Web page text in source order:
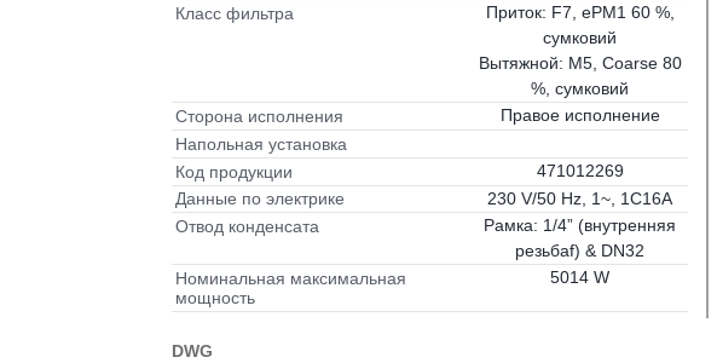
Класс фильтра
Приток: F7, ePM1 60 %,
сумковий
Вытяжной: M5, Coarse 80
%, сумковий
Сторона исполнения
Правое исполнение
Напольная установка
Код продукции
471012269
Данные по электрике
230 V/50 Hz, 1~, 1C16A
Отвод конденсата
Рамка: 1/4” (внутренняя
резьбаf) & DN32
Номинальная максимальная
мощность
5014 W
DWG